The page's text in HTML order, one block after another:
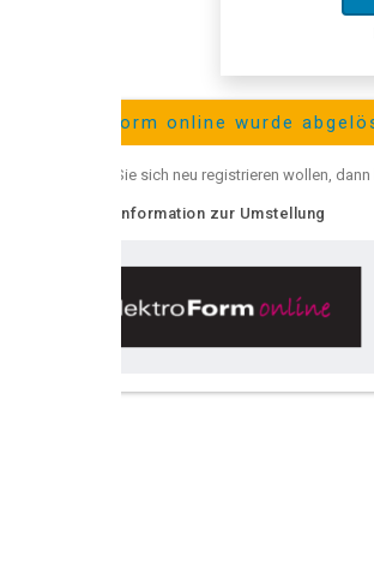
Passwort
online wurde abgelöst durch
sich neu registrieren wollen, dann benützen Sie
zur Umstellung